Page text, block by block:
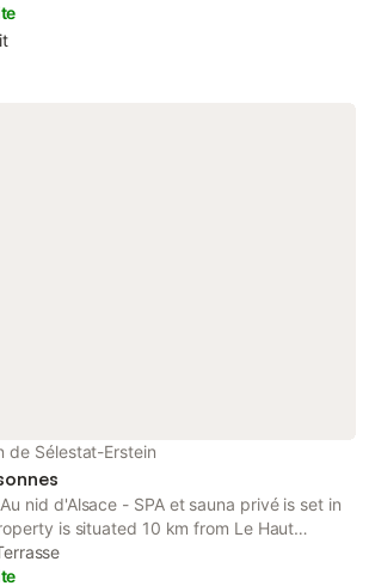
de Sélestat-Erstein
nid d'Alsace - SPA et sauna privé is set in
is situated 10 km from Le Haut
18 km from Colmar Expo and 21 km from